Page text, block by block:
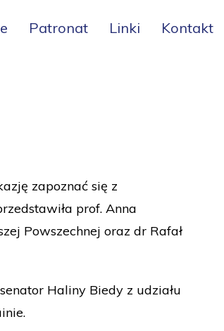
zapoznać się z
prof. Anna
Powszechnej oraz dr Rafał
Haliny Biedy z udziału
Patronat Linki Kontakt